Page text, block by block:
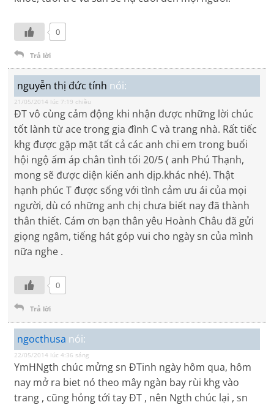
0
Trả lời
nguyễn thị đức tính nói:
21/05/2014 lúc 7:19 chiều
ĐT vô cùng cảm động khi nhận được những lời chúc
tốt lành từ ace trong gia đình C và trang nhà. Rất tiếc
khg được gặp mặt tất cả các anh chi em trong buổi
hội ngộ ấm áp chân tình tối 20/5 ( anh Phú Thạnh,
mong sẽ được diện kiến anh dịp.khác nhé). Thật
hạnh phúc T được sống với tình cảm ưu ái của mọi
người, dù có những anh chị chưa biết nay đã thành
thân thiết. Cám ơn bạn thân yêu Hoành Châu đã gửi
giọng ngâm, tiếng hát góp vui cho ngày sn của mình
nữa nghe .
0
Trả lời
ngocthusa nói:
22/05/2014 lúc 4:36 sáng
YmHNgth chúc mửng sn ĐTinh ngày hôm qua, hôm
nay mở ra biet nó theo mây ngàn bay rùi khg vào
trang , cũng hỏng tới tay ĐT , nên Ngth chúc lại , sn